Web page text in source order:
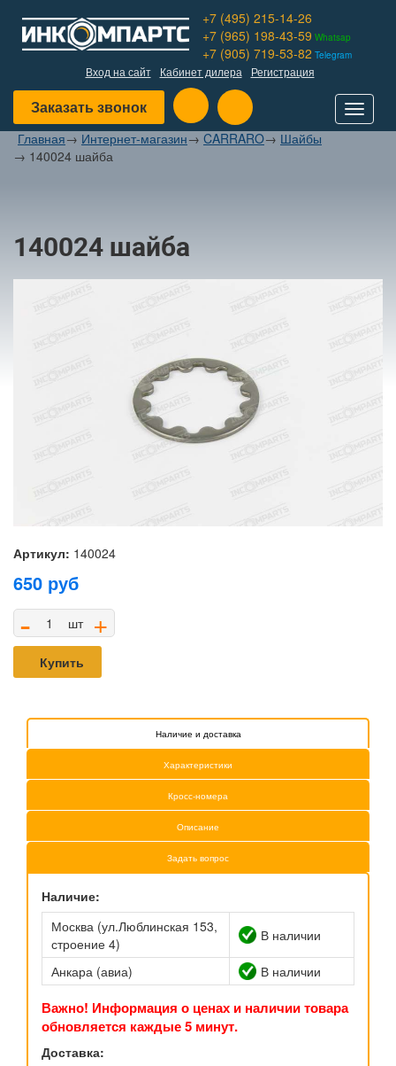
+7 (495) 215-14-26
+7 (965) 198-43-59 Whatsap
+7 (905) 719-53-82 Telegram
Вход на сайт Кабинет дилера Регистрация
Заказать звонок
Toggle
Главная→ Интернет-магазин→ CARRARO→ Шайбы
→ 140024 шайба
140024 шайба
Артикул: 140024
650 руб
- шт +
Купить
Наличие и доставка
Характеристики
Кросс-номера
Описание
Задать вопрос
Наличие:
Москва (ул.Люблинская 153,
строение 4)
В наличии
Анкара (авиа) В наличии
Важно! Информация о ценах и наличии товара
обновляется каждые 5 минут.
Доставка: